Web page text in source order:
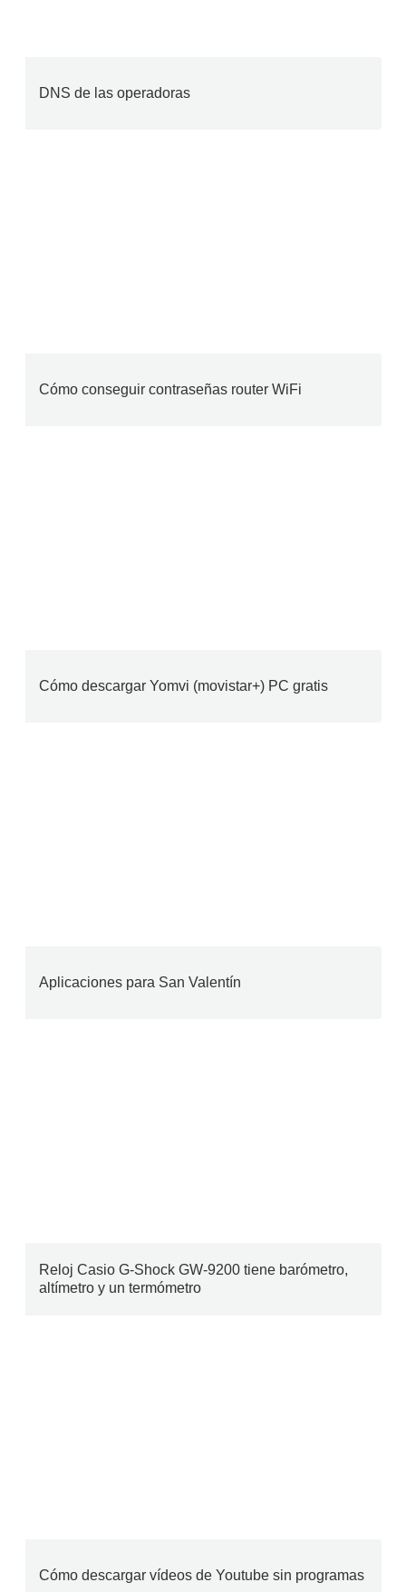
DNS de las operadoras
Cómo conseguir contraseñas router WiFi
Cómo descargar Yomvi (movistar+) PC gratis
Aplicaciones para San Valentín
Reloj Casio G-Shock GW-9200 tiene barómetro,
altímetro y un termómetro
Cómo descargar vídeos de Youtube sin programas